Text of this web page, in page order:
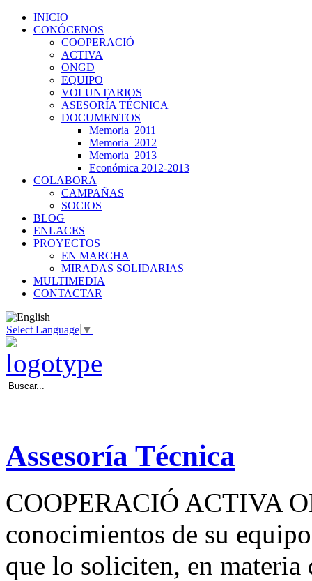
INICIO
CONÓCENOS
COOPERACIÓ
ACTIVA
ONGD
EQUIPO
VOLUNTARIOS
ASESORÍA TÉCNICA
DOCUMENTOS
Memoria_2011
Memoria_2012
Memoria_2013
Económica 2012-2013
COLABORA
CAMPAÑAS
SOCIOS
BLOG
ENLACES
PROYECTOS
EN MARCHA
MIRADAS SOLIDARIAS
MULTIMEDIA
CONTACTAR
Select Language ▼
Assesoría Técnica
COOPERACIÓ ACTIVA
conocimientos de su
que lo soliciten, en materia